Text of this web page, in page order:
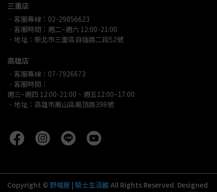
三重店
．客服專線：02-29856623
．客服時間：週二~週六 12:00-21:00
．地址：新北市三重區自強路二段52號
高雄店
．客服專線：07-7926673
．客服時間：
週三~週四 12:00-21:00、週五12:00~17:00
．地址：高雄市鳳山區鳳頂路398號
Copyright © 野帽屋 | 騎士生活館All Rights Reserved. Designed